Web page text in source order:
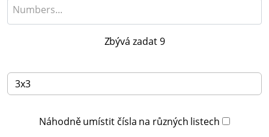
Zbývá zadat9
Náhodně umístit čísla na různých listech